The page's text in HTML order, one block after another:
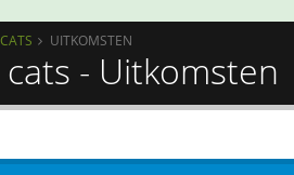
UITKOMSTEN
- Uitkomsten